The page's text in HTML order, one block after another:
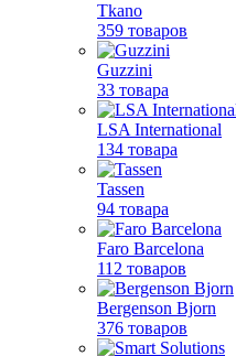
Tkano
359 товаров
Guzzini
33 товара
LSA International
134 товара
Tassen
94 товара
Faro Barcelona
112 товаров
Bergenson Bjorn
376 товаров